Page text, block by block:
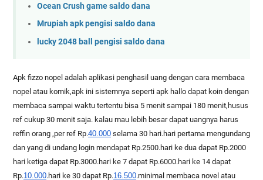
Ocean Crush game saldo dana
Mrupiah apk pengisi saldo dana
lucky 2048 ball pengisi saldo dana
Apk fizzo nopel adalah aplikasi penghasil uang dengan cara membaca
nopel atau komik,apk ini sistemnya seperti apk hallo dapat koin dengan
membaca sampai waktu tertentu bisa 5 menit sampai 180 menit,husus
ref cukup 30 menit saja. kalau mau lebih besar dapat uangnya harus
reffin orang ,per ref Rp.40.000 selama 30 hari.hari pertama mengundang
dan yang di undang login mendapat Rp.2500.hari ke dua dapat Rp.2000
hari ketiga dapat Rp.3000.hari ke 7 dapat Rp.6000.hari ke 14 dapat
Rp.10.000.hari ke 30 dapat Rp.16.500.minimal membaca novel atau